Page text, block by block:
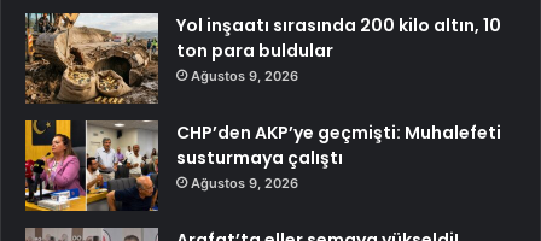
Yol inşaatı sırasında 200 kilo altın, 10
ton para buldular
Ağustos 9, 2026
CHP’den AKP’ye geçmişti: Muhalefeti
susturmaya çalıştı
Ağustos 9, 2026